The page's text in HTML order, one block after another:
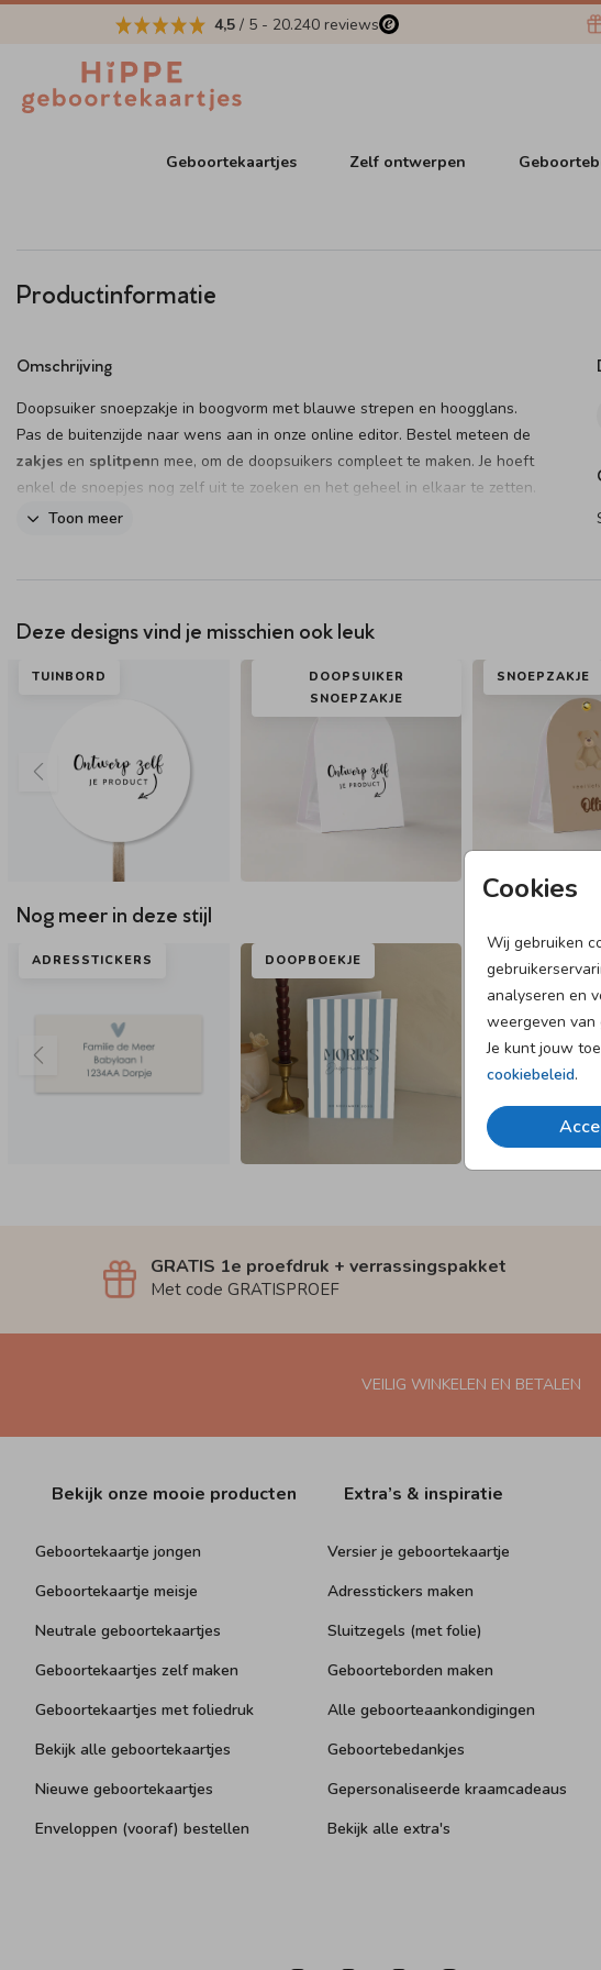
4,5 / 5 - 20.240 reviews
Geboortekaartjes Zelf ontwerpen
Cookies
Wij gebruiken
analyseren en
weergeven van
Je kunt jouw
cookiebeleid.
Productinformatie
Omschrijving
Doopsuiker snoepzakje in boogvorm met blauwe strepen en hoogglans.
Pas de buitenzijde naar wens aan in onze online editor. Bestel meteen de
zakjes en splitpenn mee, om de doopsuikers compleet te maken. Je hoeft
enkel de snoepjes nog zelf uit te zoeken en het geheel in elkaar te zetten.
Dit product maakt onderdeel uit van
Toon meer
Deze designs vind je misschien ook leuk
TUINBORD
DOOPSUIKER
SNOEPZAKJE
SNOEPZAKJE
Nog meer in deze stijl
ADRESSTICKERS DOOPBOEKJE
GRATIS 1e proefdruk + verrassingspakket
Met code GRATISPROEF
VEILIG WINKELEN EN BETALEN
Bekijk onze mooie producten
Geboortekaartje jongen
Geboortekaartje meisje
Neutrale geboortekaartjes
Geboortekaartjes zelf maken
Geboortekaartjes met foliedruk
Bekijk alle geboortekaartjes
Nieuwe geboortekaartjes
Enveloppen (vooraf) bestellen
Extra’s & inspiratie
Versier je geboortekaartje
Adresstickers maken
Sluitzegels (met folie)
Geboorteborden maken
Alle geboorteaankondigingen
Geboortebedankjes
Gepersonaliseerde kraamcadeaus
Bekijk alle extra's